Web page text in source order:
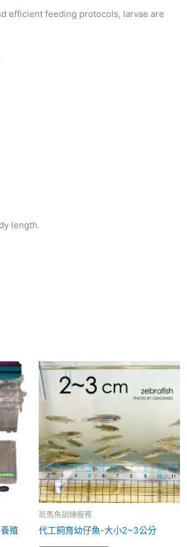
efficient feeding protocols, larvae are
length.
殖
斑馬魚訓練服務
代工飼育幼仔魚-大小2~3公分